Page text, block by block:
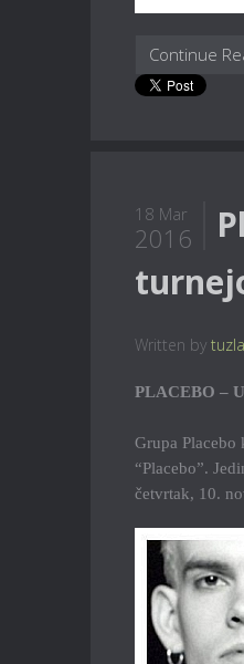
Continue
18 Mar
2016
Written by
PLACEBO –
Grupa
“Placebo”.
četvrtak, 10.